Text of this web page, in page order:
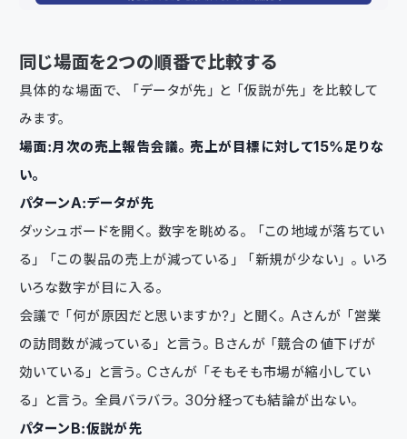
同じ場面を2つの順番で比較する
具体的な場面で、「データが先」と「仮説が先」を比較して
みます。
場面：月次の売上報告会議。売上が目標に対して15%足りな
い。
パターンA：データが先
ダッシュボードを開く。数字を眺める。「この地域が落ちてい
る」「この製品の売上が減っている」「新規が少ない」。いろ
いろな数字が目に入る。
会議で「何が原因だと思いますか？」と聞く。Aさんが「営業
の訪問数が減っている」と言う。Bさんが「競合の値下げが
効いている」と言う。Cさんが「そもそも市場が縮小してい
る」と言う。全員バラバラ。30分経っても結論が出ない。
パターンB：仮説が先